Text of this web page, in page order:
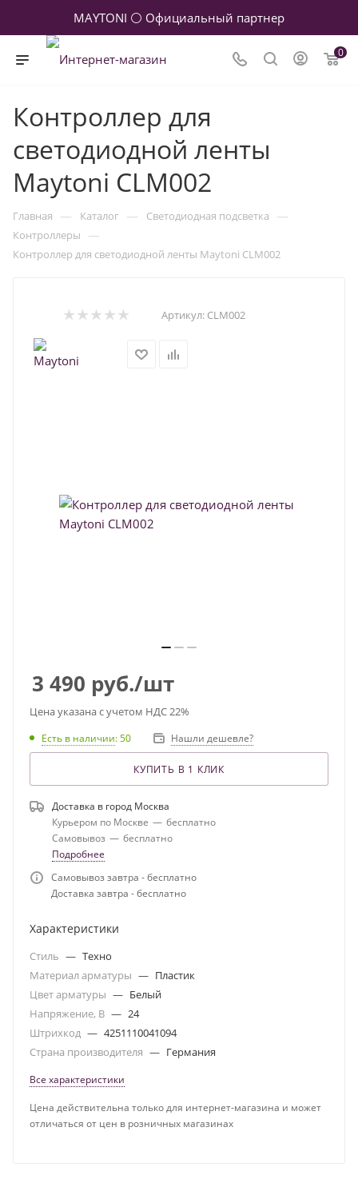
MAYTONI ⚪ Официальный партнер
0
Контроллер для
светодиодной ленты
Maytoni CLM002
Главная — Каталог — Светодиодная подсветка —
Контроллеры —
Контроллер для светодиодной ленты Maytoni CLM002
Артикул: CLM002
3 490 руб./шт
Цена указана с учетом НДС 22%
Есть в наличии: 50 Нашли дешевле?
КУПИТЬ В 1 КЛИК
Доставка в город Москва
Курьером по Москве — бесплатно
Самовывоз — бесплатно
Подробнее
Самовывоз завтра - бесплатно
Доставка завтра - бесплатно
Характеристики
Стиль — Техно
Материал арматуры — Пластик
Цвет арматуры — Белый
Напряжение, В — 24
Штрихкод — 4251110041094
Страна производителя — Германия
Все характеристики
Цена действительна только для интернет-магазина и может
отличаться от цен в розничных магазинах